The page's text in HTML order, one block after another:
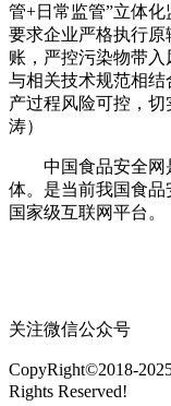
管+日常监管”立体化
要求企业严格执行
账，严控污染物带入
与相关技术规范相
产过程风险可控，
涛）
中国食品安全网
体。是当前我国食
国家级互联网平台。
关注微信公众号
CopyRight©2018-
Rights Reserved!